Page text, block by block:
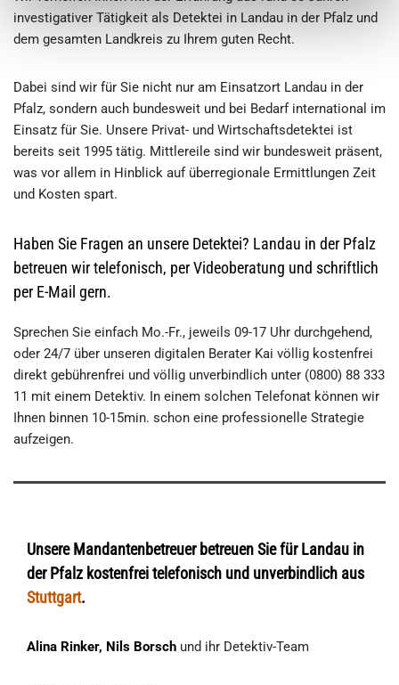
investigativer Tätigkeit als Detektei in Landau in der Pfalz und
dem gesamten Landkreis zu Ihrem guten Recht.
Dabei sind wir für Sie nicht nur am Einsatzort Landau in der
Pfalz, sondern auch bundesweit und bei Bedarf international im
Einsatz für Sie. Unsere Privat- und Wirtschaftsdetektei ist
bereits seit 1995 tätig. Mittlereile sind wir bundesweit präsent,
was vor allem in Hinblick auf überregionale Ermittlungen Zeit
und Kosten spart.
Haben Sie Fragen an unsere Detektei? Landau in der Pfalz
betreuen wir telefonisch, per Videoberatung und schriftlich
per E-Mail gern.
Sprechen Sie einfach Mo.-Fr., jeweils 09-17 Uhr durchgehend,
oder 24/7 über unseren digitalen Berater Kai völlig kostenfrei
direkt gebührenfrei und völlig unverbindlich unter (0800) 88 333
11 mit einem Detektiv. In einem solchen Telefonat können wir
Ihnen binnen 10-15min. schon eine professionelle Strategie
aufzeigen.
Unsere Mandantenbetreuer betreuen Sie für Landau in
der Pfalz kostenfrei telefonisch und unverbindlich aus
Stuttgart.
Alina Rinker, Nils Borsch und ihr Detektiv-Team